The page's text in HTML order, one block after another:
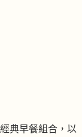
典早餐組合，以